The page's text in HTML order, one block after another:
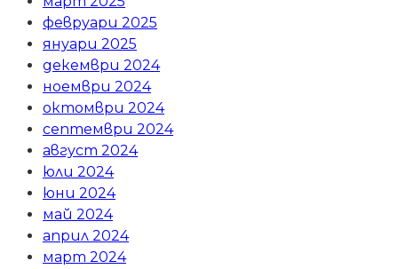
февруари 2025
януари 2025
декември 2024
ноември 2024
октомври 2024
септември 2024
август 2024
юли 2024
юни 2024
май 2024
април 2024
март 2024